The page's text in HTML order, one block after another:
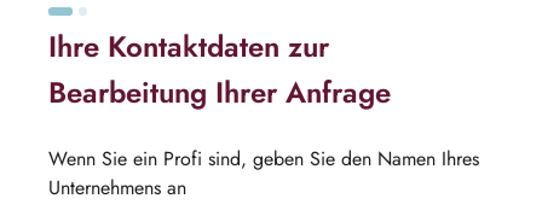
Ihre Kontaktdaten zur
Bearbeitung Ihrer Anfrage
Wenn Sie ein Profi sind, geben Sie den Namen Ihres
Unternehmens an